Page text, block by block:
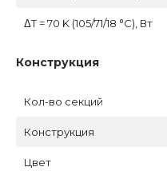
ΔT = 70 K (105/71/18 °C), Вт
Конструкция
Кол-во секций
Конструкция
Цвет